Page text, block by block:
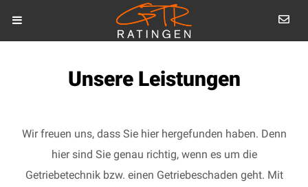
Unsere Leistungen
Wir freuen uns, dass Sie hier hergefunden haben. Denn
hier sind Sie genau richtig, wenn es um die
Getriebetechnik bzw. einen Getriebeschaden geht. Mit